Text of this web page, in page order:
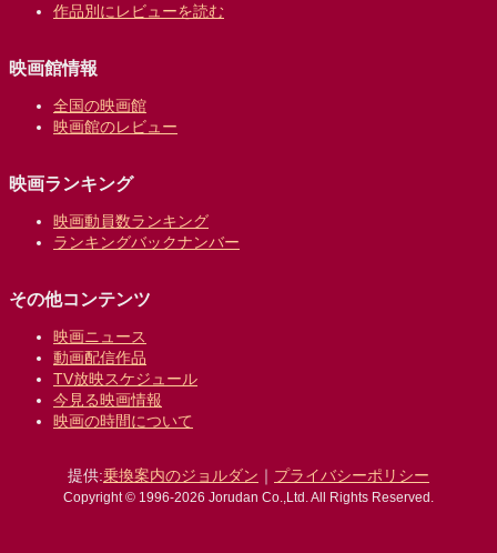
作品別にレビューを読む
映画館情報
全国の映画館
映画館のレビュー
映画ランキング
映画動員数ランキング
ランキングバックナンバー
その他コンテンツ
映画ニュース
動画配信作品
TV放映スケジュール
今見る映画情報
映画の時間について
提供:乗換案内のジョルダン ｜ プライバシーポリシー
Copyright © 1996-2026 Jorudan Co.,Ltd. All Rights Reserved.